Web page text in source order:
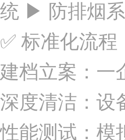
统 ▶ 防排烟
✅ 标准化流程
建档立案：一
深度清洁：设
性能测试：模